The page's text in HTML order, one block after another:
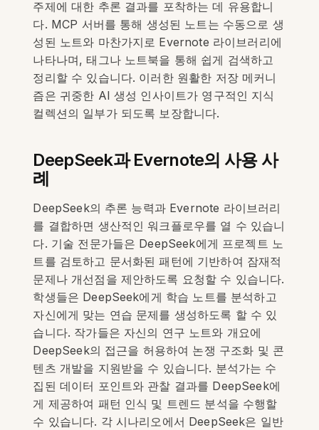
주제에 대한 추론 결과를 포착하는 데 유용합니
다. MCP 서버를 통해 생성된 노트는 수동으로 생
성된 노트와 마찬가지로 Evernote 라이브러리에
나타나며, 태그나 노트북을 통해 쉽게 검색하고
정리할 수 있습니다. 이러한 원활한 저장 메커니
즘은 귀중한 AI 생성 인사이트가 영구적인 지식
컬렉션의 일부가 되도록 보장합니다.
DeepSeek과 Evernote의 사용 사
례
DeepSeek의 추론 능력과 Evernote 라이브러리
를 결합하면 생산적인 워크플로우를 열 수 있습니
다. 기술 전문가들은 DeepSeek에게 프로젝트 노
트를 검토하고 문서화된 패턴에 기반하여 잠재적
문제나 개선점을 제안하도록 요청할 수 있습니다.
학생들은 DeepSeek에게 학습 노트를 분석하고
자신에게 맞는 연습 문제를 생성하도록 할 수 있
습니다. 작가들은 자신의 연구 노트와 개요에
DeepSeek의 접근을 허용하여 논쟁 구조화 및 콘
텐츠 개발을 지원받을 수 있습니다. 분석가는 수
집된 데이터 포인트와 관찰 결과를 DeepSeek에
게 제공하여 패턴 인식 및 트렌드 분석을 수행할
수 있습니다. 각 시나리오에서 DeepSeek은 일반